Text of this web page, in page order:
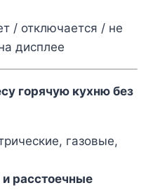
/ отключается / не
дисплее
горячую кухню без
газовые,
расстоечные